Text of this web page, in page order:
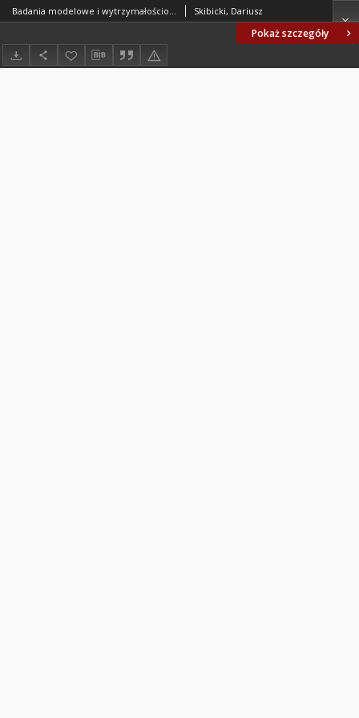
Pokaż szczegóły
Badania modelowe i wytrzymałościowe przewodów wentylacyjnych – Etap 1: Testy wytrzymałości na przeciążenia sejsmiczne i wybuchowe Model and strength tests for ventilation ducts - Stage 1: Strength tests for seismic and explosive overloads Skibicki, Dariusz